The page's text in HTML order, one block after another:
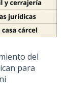
del
para